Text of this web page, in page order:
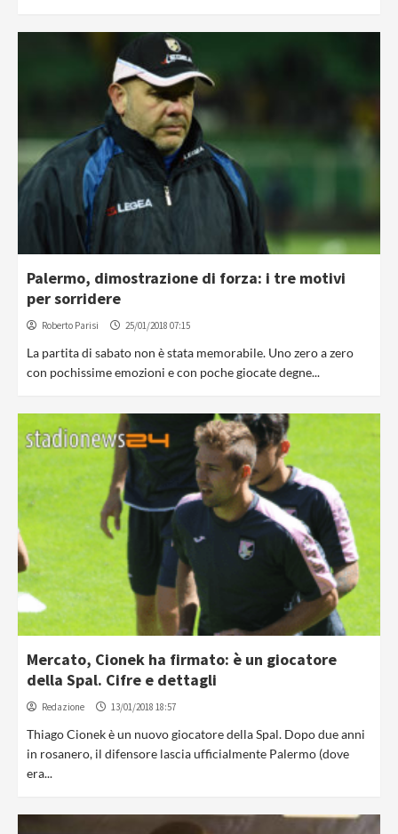
Palermo, dimostrazione di forza: i tre motivi
per sorridere
Roberto Parisi 25/01/2018 07:15
La partita di sabato non è stata memorabile. Uno zero a zero
con pochissime emozioni e con poche giocate degne...
Mercato, Cionek ha firmato: è un giocatore
della Spal. Cifre e dettagli
Redazione 13/01/2018 18:57
Thiago Cionek è un nuovo giocatore della Spal. Dopo due anni
in rosanero, il difensore lascia ufficialmente Palermo (dove
era...